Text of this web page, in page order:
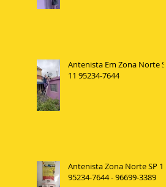
Antenista Em Zona Norte SP
11 95234-7644
Antenista Zona Norte SP 11
95234-7644 - 96699-3389